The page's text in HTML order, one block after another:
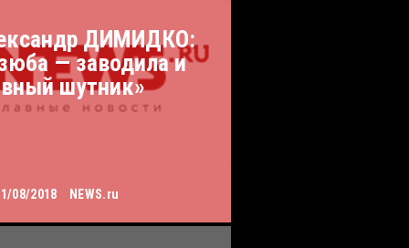
08/2018 NEWS.ru
ДИМИДКО:
— заводила и
шутник»